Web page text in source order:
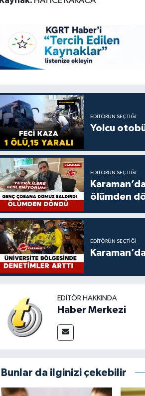
EDITÖRÜN SEÇTIĞI
Yolcu
EDITÖRÜN SEÇTIĞI
ölümden
EDITÖRÜN SEÇTIĞI
EDITÖR HAKKINDA
Haber Merkezi
Bunlar da ilginizi çekebilir